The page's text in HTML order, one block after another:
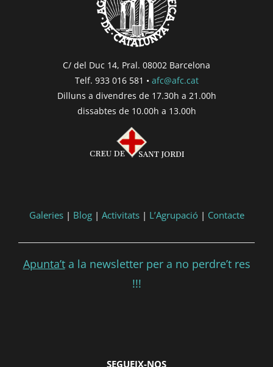
C/ del Duc 14, Pral. 08002 Barcelona
Telf. 933 016 581 • afc@afc.cat
Dilluns a divendres de 17.30h a 21.00h
dissabtes de 10.00h a 13.00h
Galeries| Blog| Activitats| L’Agrupació| Contacte
Apunta’ta la newsletter per a no perdre’t res
!!!
SEGUEIX-NOS